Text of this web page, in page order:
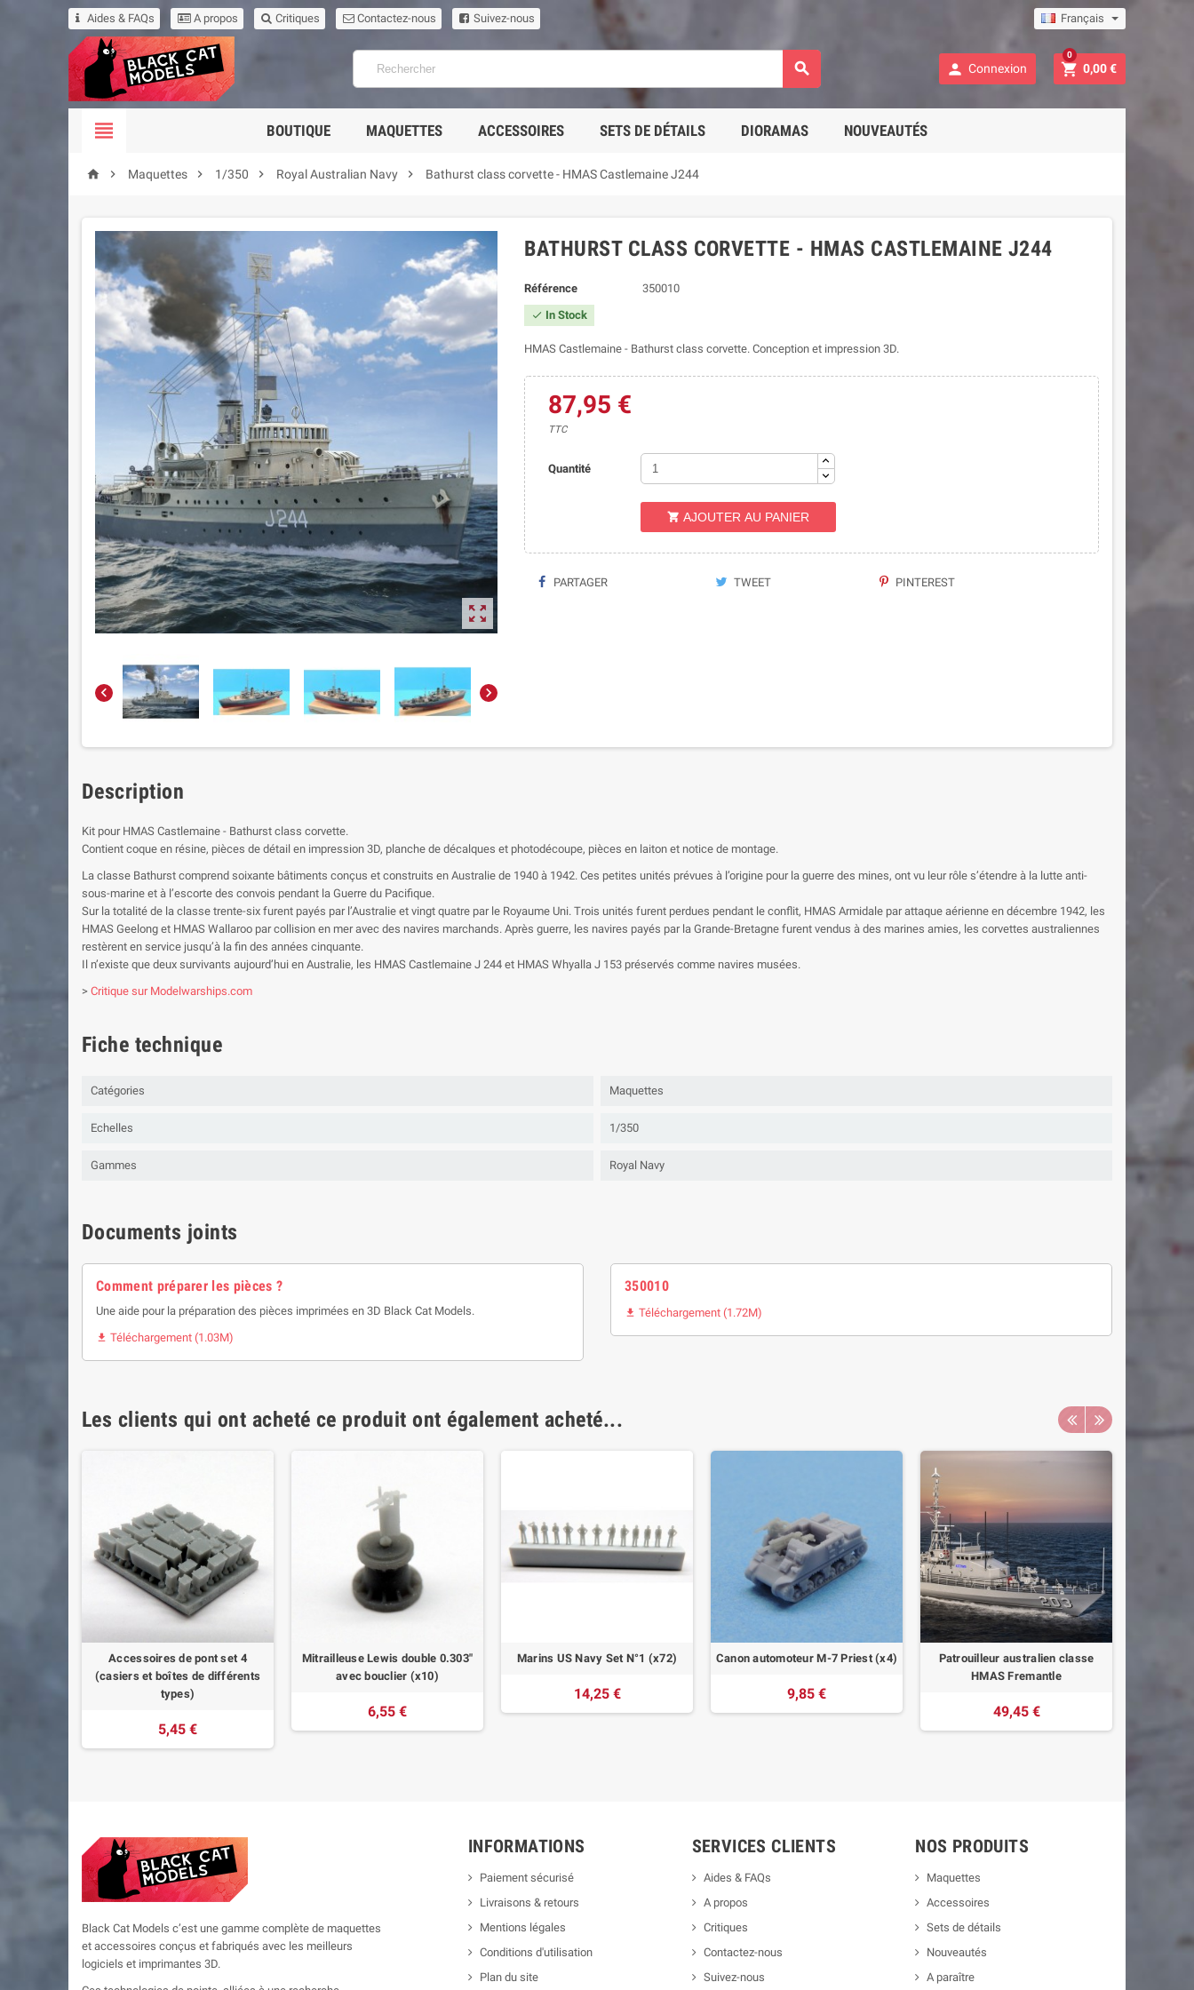
Aides & FAQs A propos Critiques Contactez-nous Suivez-nous Français
  Connexion  0,00 €
0
 BOUTIQUE MAQUETTES ACCESSOIRES SETS DE DÉTAILS DIORAMAS NOUVEAUTÉS
  Maquettes  1/350  Royal Australian Navy  Bathurst class corvette - HMAS Castlemaine J244

 
BATHURST CLASS CORVETTE - HMAS CASTLEMAINE J244
Référence 350010
 In Stock
HMAS Castlemaine - Bathurst class corvette. Conception et impression 3D.
87,95 €
TTC
Quantité
 AJOUTER AU PANIER
PARTAGER TWEET PINTEREST
Description
Kit pour HMAS Castlemaine - Bathurst class corvette.
Contient coque en résine, pièces de détail en impression 3D, planche de décalques et photodécoupe, pièces en laiton et notice de montage.
La classe Bathurst comprend soixante bâtiments conçus et construits en Australie de 1940 à 1942. Ces petites unités prévues à l’origine pour la guerre des mines, ont vu leur rôle s’étendre à la lutte anti-
sous-marine et à l’escorte des convois pendant la Guerre du Pacifique.
Sur la totalité de la classe trente-six furent payés par l’Australie et vingt quatre par le Royaume Uni. Trois unités furent perdues pendant le conflit, HMAS Armidale par attaque aérienne en décembre 1942, les
HMAS Geelong et HMAS Wallaroo par collision en mer avec des navires marchands. Après guerre, les navires payés par la Grande-Bretagne furent vendus à des marines amies, les corvettes australiennes
restèrent en service jusqu’à la fin des années cinquante.
Il n’existe que deux survivants aujourd’hui en Australie, les HMAS Castlemaine J 244 et HMAS Whyalla J 153 préservés comme navires musées.
> Critique sur Modelwarships.com
Fiche technique
Catégories Maquettes
Echelles 1/350
Gammes Royal Navy
Documents joints
Comment préparer les pièces ?
Une aide pour la préparation des pièces imprimées en 3D Black Cat Models.
 Téléchargement (1.03M)
350010
 Téléchargement (1.72M)
Les clients qui ont acheté ce produit ont également acheté...
Accessoires de pont set 4
(casiers et boîtes de différents
types)
5,45 €
Mitrailleuse Lewis double 0.303"
avec bouclier (x10)
6,55 €
Marins US Navy Set N°1 (x72)
14,25 €
Canon automoteur M-7 Priest (x4)
9,85 €
Patrouilleur australien classe
HMAS Fremantle
49,45 €
Black Cat Models c’est une gamme complète de maquettes
et accessoires conçus et fabriqués avec les meilleurs
logiciels et imprimantes 3D.
INFORMATIONS
Paiement sécurisé
Livraisons & retours
Mentions légales
Conditions d'utilisation
Plan du site
SERVICES CLIENTS
Aides & FAQs
A propos
Critiques
Contactez-nous
Suivez-nous
NOS PRODUITS
Maquettes
Accessoires
Sets de détails
Nouveautés
A paraître